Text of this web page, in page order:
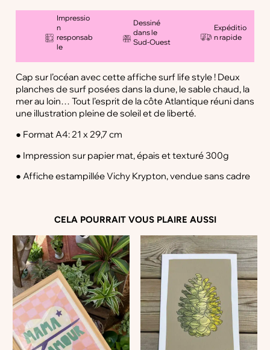
a
d
e
A
f
c
e
d
Impressio
n
responsab
le
Dessiné
dans le
Sud-Ouest
Expéditio
n rapide
Cap sur l’océan avec cette affiche surf life style ! Deux
planches de surf posées dans la dune, le sable chaud, la
mer au loin… Tout l’esprit de la côte Atlantique réuni dans
une illustration pleine de soleil et de liberté.
● Format A4: 21 x 29,7 cm
● Impression sur papier mat, épais et texturé 300g
● Affiche estampillée Vichy Krypton, vendue sans cadre
CELA POURRAIT VOUS PLAIRE AUSSI